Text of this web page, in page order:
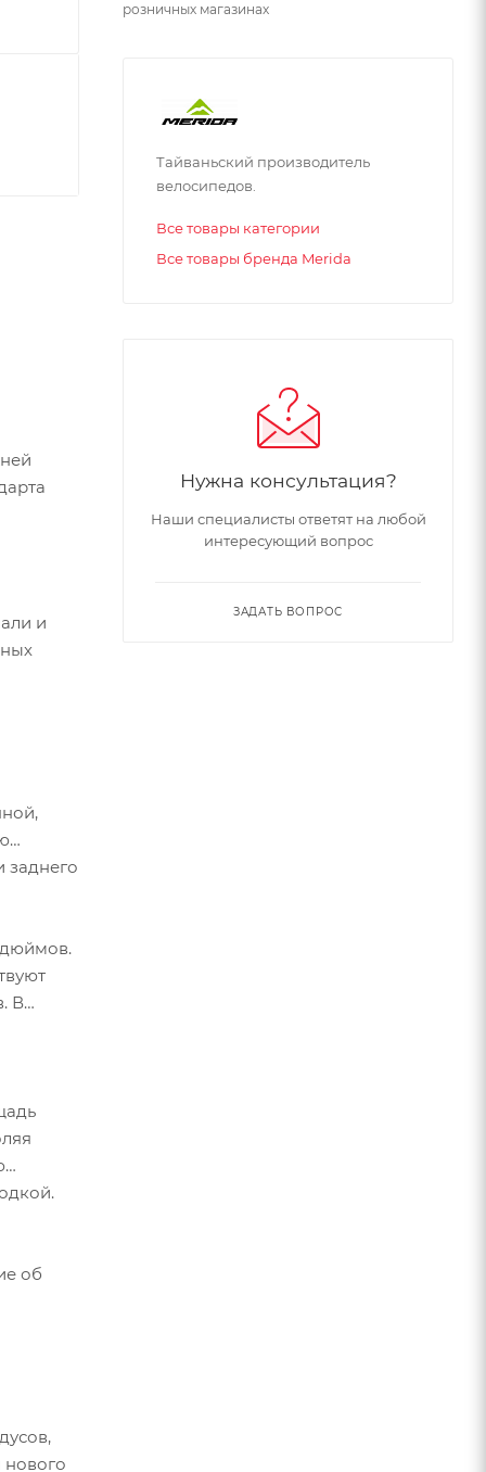
и
заднего
дюймов.
В
об
нового
розничных магазинах
Тайваньский производитель
велосипедов.
Все товары категории
Все товары бренда Merida
Нужна консультация?
Наши специалисты ответят на любой
интересующий вопрос
ЗАДАТЬ ВОПРОС